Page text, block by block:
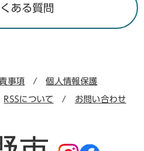
ある質問
事項 個人情報保護
RSSについて お問い合わせ